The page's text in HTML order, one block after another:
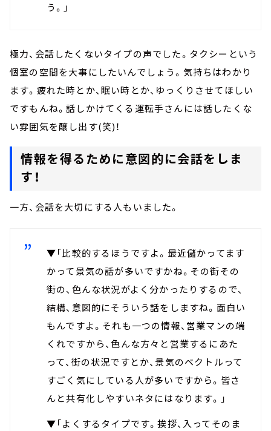
う。」
極力、会話したくないタイプの声でした。タクシーという
個室の空間を大事にしたいんでしょう。気持ちはわかり
ます。疲れた時とか、眠い時とか、ゆっくりさせてほしい
ですもんね。話しかけてくる運転手さんには話したくな
い雰囲気を醸し出す(笑)！
情報を得るために意図的に会話をしま
す！
一方、会話を大切にする人もいました。
▼「比較的するほうですよ。最近儲かってます
かって景気の話が多いですかね。その街その
街の、色んな状況がよく分かったりするので、
結構、意図的にそういう話をしますね。面白い
もんですよ。それも一つの情報、営業マンの端
くれですから、色んな方々と営業するにあた
って、街の状況ですとか、景気のベクトルって
すごく気にしている人が多いですから。皆さ
んと共有化しやすいネタにはなります。」
▼「よくするタイプです。挨拶、入ってそのま